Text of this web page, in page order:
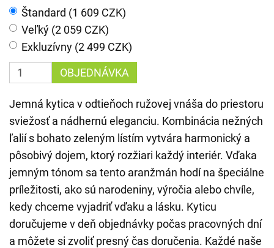
Štandard (1 609 CZK)
Veľký (2 059 CZK)
Exkluzívny (2 499 CZK)
OBJEDNÁVKA
Jemná kytica v odtieňoch ružovej vnáša do priestoru
sviežosť a nádhernú eleganciu. Kombinácia nežných
ľalií s bohato zeleným lístím vytvára harmonický a
pôsobivý dojem, ktorý rozžiari každý interiér. Vďaka
jemným tónom sa tento aranžmán hodí na špeciálne
príležitosti, ako sú narodeniny, výročia alebo chvíle,
kedy chceme vyjadriť vďaku a lásku. Kyticu
doručujeme v deň objednávky počas pracovných dní
a môžete si zvoliť presný čas doručenia. Každé naše